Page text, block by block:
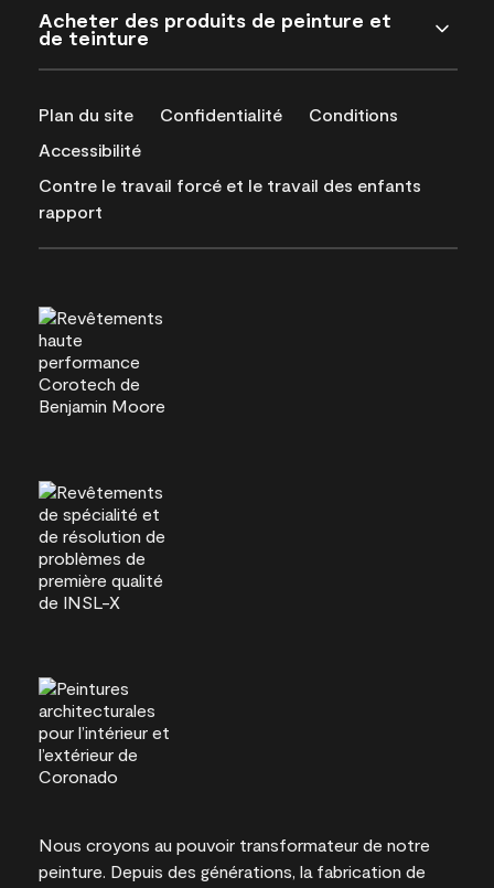
Acheter des produits de peinture et
de teinture
Plan du site Confidentialité
Conditions
Accessibilité
Contre le travail forcé et le travail des enfants
rapport
Nous croyons au pouvoir transformateur de notre
peinture. Depuis des générations, la fabrication de